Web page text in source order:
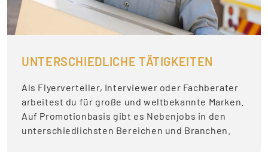
UNTERSCHIEDLICHE TÄTIGKEITEN
Als Flyerverteiler, Interviewer oder Fachberater
arbeitest du für große und weltbekannte Marken.
Auf Promotionbasis gibt es Nebenjobs in den
unterschiedlichsten Bereichen und Branchen.